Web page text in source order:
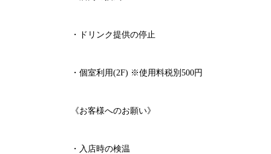
・ドリンク提供の停止
・個室利用(2F) ※使用料税別 500円
《お客様へのお願い》
・入店時の検温